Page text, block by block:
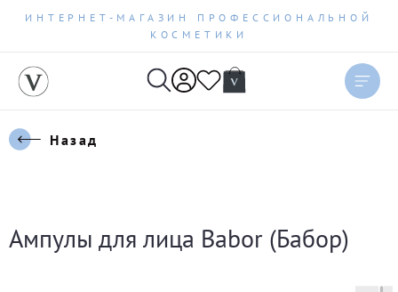
ИНТЕРНЕТ-МАГАЗИН ПРОФЕССИОНАЛЬНОЙ
КОСМЕТИКИ
Назад
Ампулы для лица Babor (Бабор)
Новинки